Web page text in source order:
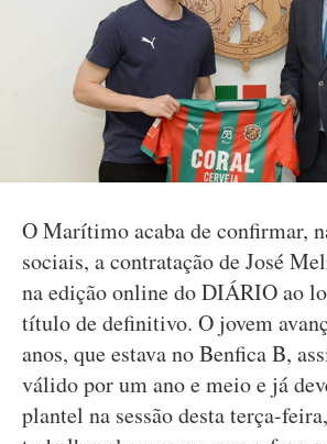
O Marítimo acaba de confirmar,
sociais, a contratação de José
na edição online do DIÁRIO ao
título de definitivo. O jovem
anos, que estava no Benfica B,
válido por um ano e meio e já
plantel na sessão desta terça-